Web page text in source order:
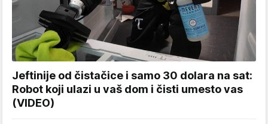
Jeftinije od čistačice i samo 30 dolara na sat:
Robot koji ulazi u vaš dom i čisti umesto vas
(VIDEO)